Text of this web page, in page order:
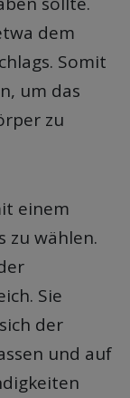
dem
Somit
um das
zu
einem
zu wählen.
Sie
der
und auf